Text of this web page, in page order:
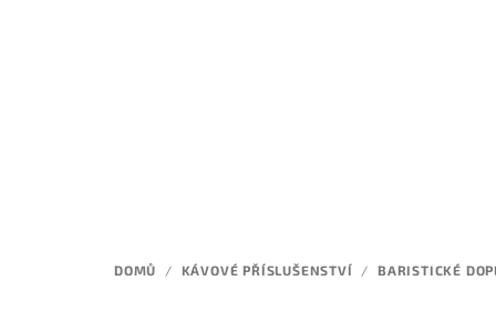
DOMŮ / KÁVOVÉ PŘÍSLUŠENSTVÍ / BARISTICKÉ